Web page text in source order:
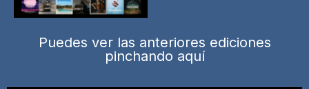
Puedes ver las anteriores ediciones
pinchando aquí